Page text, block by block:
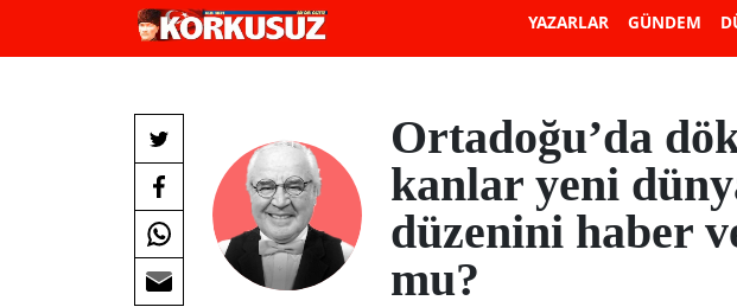
YAZARLAR GÜNDEM
Ortadoğu’da
kanlar yeni
düzenini haber
mu?